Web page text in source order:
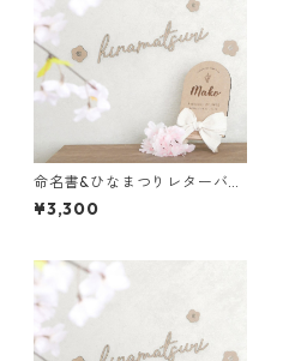
命名書&ひなまつりレターバナ
ー / 【送料込】 かわいい 木製
バナー 木札 名入り札 桃の節句
¥3,300